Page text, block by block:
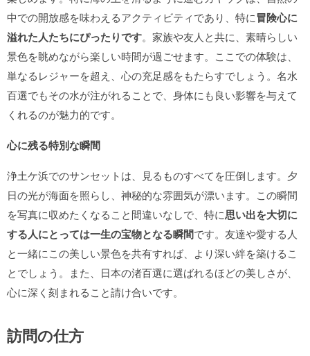
中での開放感を味わえるアクティビティであり、特に冒険心に
溢れた人たちにぴったりです。家族や友人と共に、素晴らしい
景色を眺めながら楽しい時間が過ごせます。ここでの体験は、
単なるレジャーを超え、心の充足感をもたらすでしょう。名水
百選でもその水が注がれることで、身体にも良い影響を与えて
くれるのが魅力的です。
心に残る特別な瞬間
浄土ケ浜でのサンセットは、見るものすべてを圧倒します。夕
日の光が海面を照らし、神秘的な雰囲気が漂います。この瞬間
を写真に収めたくなること間違いなしで、特に思い出を大切に
する人にとっては一生の宝物となる瞬間です。友達や愛する人
と一緒にこの美しい景色を共有すれば、より深い絆を築けるこ
とでしょう。また、日本の渚百選に選ばれるほどの美しさが、
心に深く刻まれること請け合いです。
訪問の仕方